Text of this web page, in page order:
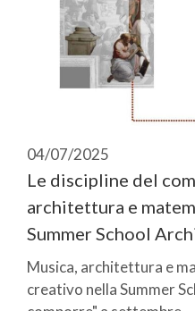
04/07/2025
Le discipline del
architettura e
Summer School
Musica, architettura e
creativo nella Summer